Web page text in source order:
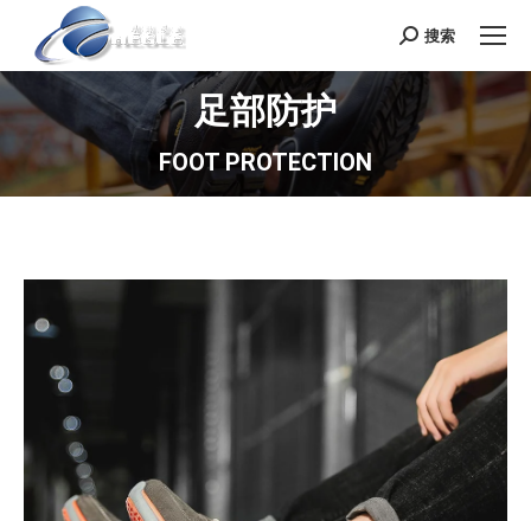
Search:
搜索
足部防护
FOOT PROTECTION